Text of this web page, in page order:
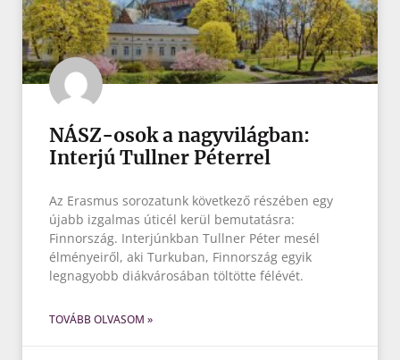
NÁSZ-osok a nagyvilágban:
Interjú Tullner Péterrel
Az Erasmus sorozatunk következő részében egy
újabb izgalmas úticél kerül bemutatásra:
Finnország. Interjúnkban Tullner Péter mesél
élményeiről, aki Turkuban, Finnország egyik
legnagyobb diákvárosában töltötte félévét.
TOVÁBB OLVASOM »